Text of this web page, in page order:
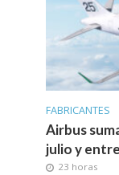
FABRICANTES
Airbus
julio y
23 horas